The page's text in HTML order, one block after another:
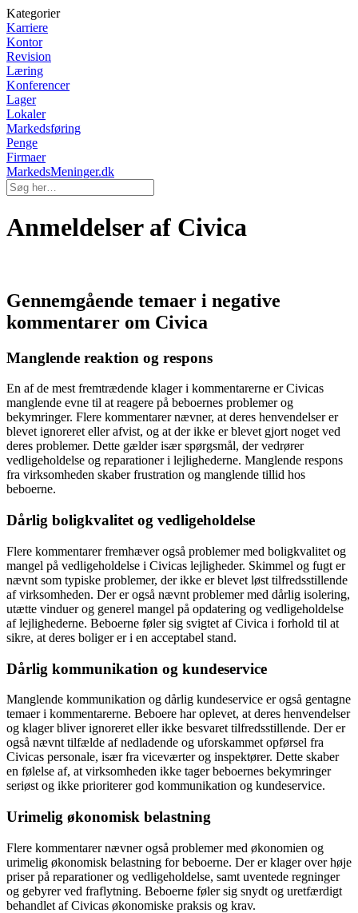
Kategorier
Karriere
Kontor
Revision
Læring
Konferencer
Lager
Lokaler
Markedsføring
Penge
Firmaer
MarkedsMeninger.dk
Anmeldelser af Civica
Gennemgående temaer i negative
kommentarer om Civica
Manglende reaktion og respons
En af de mest fremtrædende klager i kommentarerne er Civicas
manglende evne til at reagere på beboernes problemer og
bekymringer. Flere kommentarer nævner, at deres henvendelser er
blevet ignoreret eller afvist, og at der ikke er blevet gjort noget ved
deres problemer. Dette gælder især spørgsmål, der vedrører
vedligeholdelse og reparationer i lejlighederne. Manglende respons
fra virksomheden skaber frustration og manglende tillid hos
beboerne.
Dårlig boligkvalitet og vedligeholdelse
Flere kommentarer fremhæver også problemer med boligkvalitet og
mangel på vedligeholdelse i Civicas lejligheder. Skimmel og fugt er
nævnt som typiske problemer, der ikke er blevet løst tilfredsstillende
af virksomheden. Der er også nævnt problemer med dårlig isolering,
utætte vinduer og generel mangel på opdatering og vedligeholdelse
af lejlighederne. Beboerne føler sig svigtet af Civica i forhold til at
sikre, at deres boliger er i en acceptabel stand.
Dårlig kommunikation og kundeservice
Manglende kommunikation og dårlig kundeservice er også gentagne
temaer i kommentarerne. Beboere har oplevet, at deres henvendelser
og klager bliver ignoreret eller ikke besvaret tilfredsstillende. Der er
også nævnt tilfælde af nedladende og uforskammet opførsel fra
Civicas personale, især fra viceværter og inspektører. Dette skaber
en følelse af, at virksomheden ikke tager beboernes bekymringer
seriøst og ikke prioriterer god kommunikation og kundeservice.
Urimelig økonomisk belastning
Flere kommentarer nævner også problemer med økonomien og
urimelig økonomisk belastning for beboerne. Der er klager over høje
priser på reparationer og vedligeholdelse, samt uventede regninger
og gebyrer ved fraflytning. Beboerne føler sig snydt og uretfærdigt
behandlet af Civicas økonomiske praksis og krav.